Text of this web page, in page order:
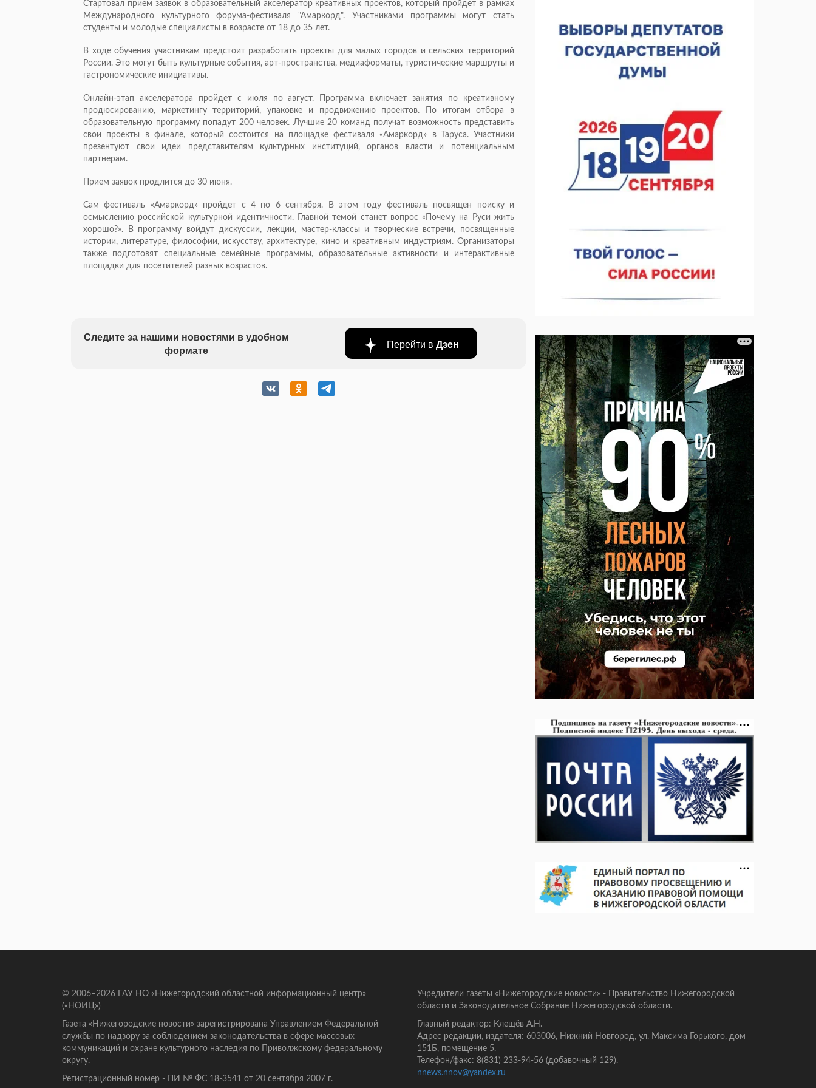
Стартовал прием заявок в образовательный акселератор креативных проектов, который пройдет в рамках
Международного культурного форума-фестиваля "Амаркорд". Участниками программы могут стать
студенты и молодые специалисты в возрасте от 18 до 35 лет.
В ходе обучения участникам предстоит разработать проекты для малых городов и сельских территорий
России. Это могут быть культурные события, арт-пространства, медиаформаты, туристические маршруты и
гастрономические инициативы.
Онлайн-этап акселератора пройдет с июля по август. Программа включает занятия по креативному
продюсированию, маркетингу территорий, упаковке и продвижению проектов. По итогам отбора в
образовательную программу попадут 200 человек. Лучшие 20 команд получат возможность представить
свои проекты в финале, который состоится на площадке фестиваля «Амаркорд» в Таруса. Участники
презентуют свои идеи представителям культурных институций, органов власти и потенциальным
партнерам.
Прием заявок продлится до 30 июня.
Сам фестиваль «Амаркорд» пройдет с 4 по 6 сентября. В этом году фестиваль посвящен поиску и
осмыслению российской культурной идентичности. Главной темой станет вопрос «Почему на Руси жить
хорошо?». В программу войдут дискуссии, лекции, мастер-классы и творческие встречи, посвященные
истории, литературе, философии, искусству, архитектуре, кино и креативным индустриям. Организаторы
также подготовят специальные семейные программы, образовательные активности и интерактивные
площадки для посетителей разных возрастов.
Следите за нашими новостями в удобном
формате
Перейти в Дзен
06.08.2026 15:26
Видели ночь, бежали всю ночь... На
Нижневолжской набережной прошел необычный
06.08.2026 15:05
Нижегородские хирурги выполнили трансоральную
операцию на щитовидной железе
06.08.2026 15:03
© 2006–2026 ГАУ НО «Нижегородский областной информационный центр»
(«НОИЦ»)
Газета «Нижегородские новости» зарегистрирована Управлением Федеральной
службы по надзору за соблюдением законодательства в сфере массовых
коммуникаций и охране культурного наследия по Приволжскому федеральному
округу.
Регистрационный номер - ПИ № ФС 18-3541 от 20 сентября 2007 г.
Учредители газеты «Нижегородские новости» - Правительство Нижегородской
области и Законодательное Собрание Нижегородской области.
Главный редактор: Клещёв А.Н.
Адрес редакции, издателя: 603006, Нижний Новгород, ул. Максима Горького, дом
151Б, помещение 5.
Телефон/факс: 8(831) 233-94-56 (добавочный 129).
nnews.nnov@yandex.ru